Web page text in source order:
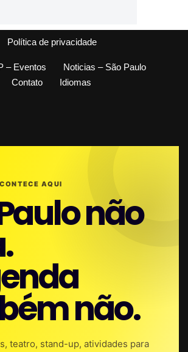
Política de privacidade
– Eventos
Noticias – São Paulo
Contato Idiomas
AQUI
não
não.
teatro, stand-up, atividades para